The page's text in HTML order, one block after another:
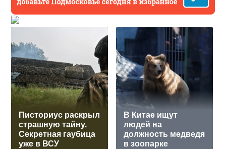
Писториус раскрыл
страшную тайну.
Секретная гаубица
уже в ВСУ
В Китае ищут
людей на
должность медведя
в зоопарке